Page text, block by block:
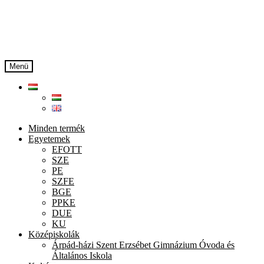
Menü
Minden termék
Egyetemek
EFOTT
SZE
PE
SZFE
BGE
PPKE
DUE
KU
Középiskolák
Árpád-házi Szent Erzsébet Gimnázium Óvoda és
Általános Iskola